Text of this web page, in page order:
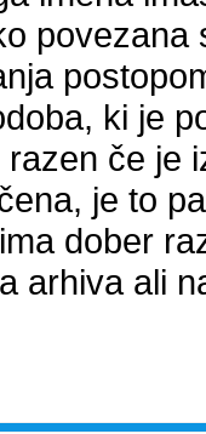
ki je
če je
je to
dober
arhiva ali